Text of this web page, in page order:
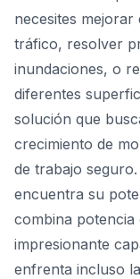
necesites
tráfico, resolver
inundaciones, o
diferentes
solución que
crecimiento de
de trabajo
encuentra su
combina potencia
impresionante
enfrenta incluso